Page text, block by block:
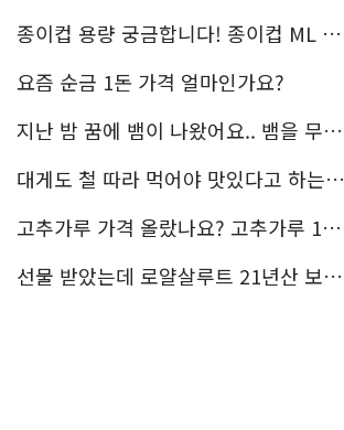
종이컵 용량 궁금합니다! 종이컵 ML 몇 정도 되나요?
요즘 순금 1돈 가격 얼마인가요?
지난 밤 꿈에 뱀이 나왔어요.. 뱀을 무서워해서 좀 무서웠는데, 뱀 꿈 해몽 부탁드립니다!
대게도 철 따라 먹어야 맛있다고 하는데, 영덕 대게철 언제인가요?
고추가루 가격 올랐나요? 고추가루 1근 가격 얼마 정도 되는지 알려주세요.
선물 받았는데 로얄살루트 21년산 보통 얼마 정도 하는지 궁금해요.